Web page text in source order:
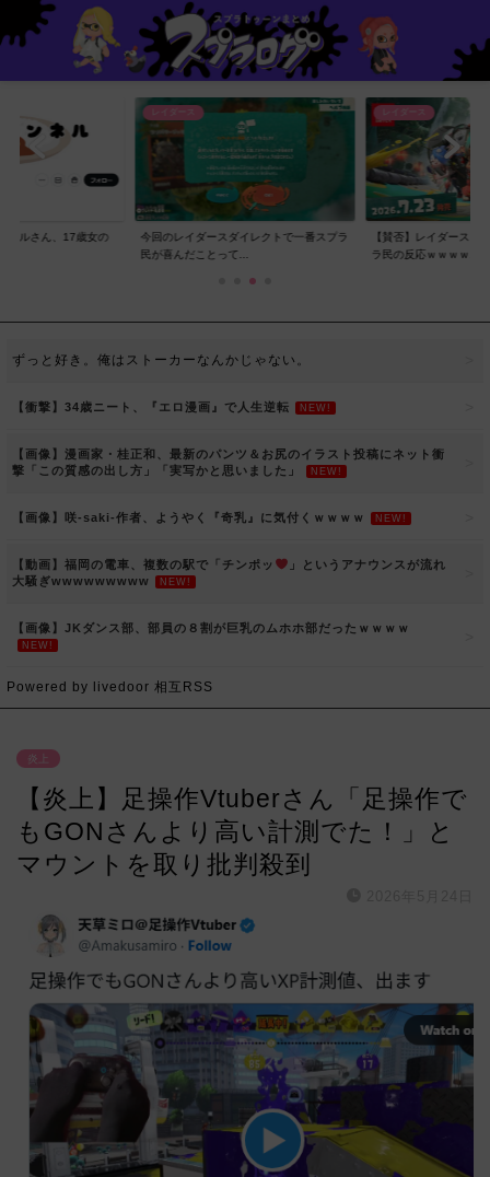
ネルさん、17歳女の
レイダース
今回のレイダースダイレクトで一番スプラ
民が喜んだことって...
レイダース
【賛否】レイダースダ
ラ民の反応ｗｗｗｗ...
ずっと好き。俺はストーカーなんかじゃない。
【衝撃】34歳ニート、『エロ漫画』で人生逆転 NEW!
【画像】漫画家・桂正和、最新のパンツ＆お尻のイラスト投稿にネット衝
撃「この質感の出し方」「実写かと思いました」
NEW!
【画像】咲-saki-作者、ようやく『奇乳』に気付くｗｗｗｗ NEW!
【動画】福岡の電車、複数の駅で「チンポッ
」というアナウンスが流れ
大騒ぎwwwwwwwww
NEW!
【画像】JKダンス部、部員の８割が巨乳のムホホ部だったｗｗｗｗ
NEW!
Powered by livedoor 相互RSS
炎上
【炎上】足操作Vtuberさん「足操作で
もGONさんより高い計測でた！」と
マウントを取り批判殺到